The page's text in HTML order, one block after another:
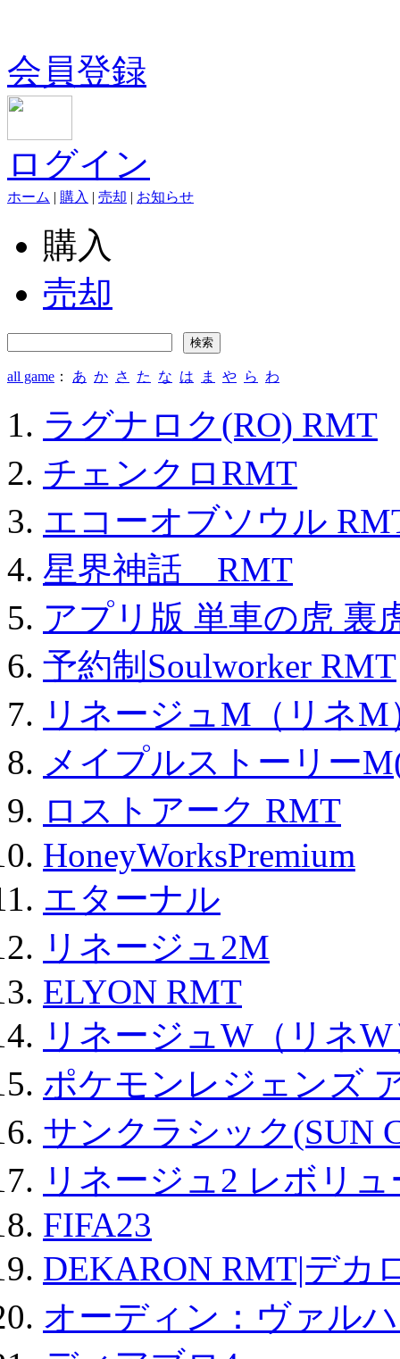
会員登録
ログイン
ホーム | 購入 | 売却 | お知らせ
購入
売却
all game ： あ か さ た な は ま や ら わ
ラグナロク(RO) RMT
チェンクロRMT
エコーオブソウル
星界神話 RMT
アプリ版 単車の虎 裏
予約制Soulworker RMT
リネージュM（リネM
メイプルストーリー
ロストアーク RMT
HoneyWorksPremium
エターナル
リネージュ2M
ELYON RMT
リネージュW（リネ
ポケモンレジェンズ
サンクラシック(SUN
リネージュ2 レボリ
FIFA23
DEKARON RMT|デカ
オーディン：ヴァル